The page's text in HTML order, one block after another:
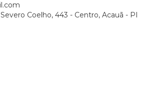
Coelho, 443 - Centro, Acauã - PI